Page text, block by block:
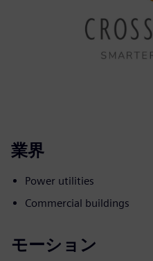
業界
Power utilities
Commercial buildings
モーション